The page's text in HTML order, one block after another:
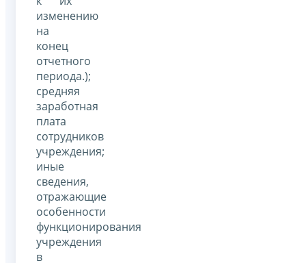
изменению
на
конец
отчетного
периода.);
средняя
заработная
плата
сотрудников
учреждения;
иные
сведения,
отражающие
особенности
функционирования
учреждения
в